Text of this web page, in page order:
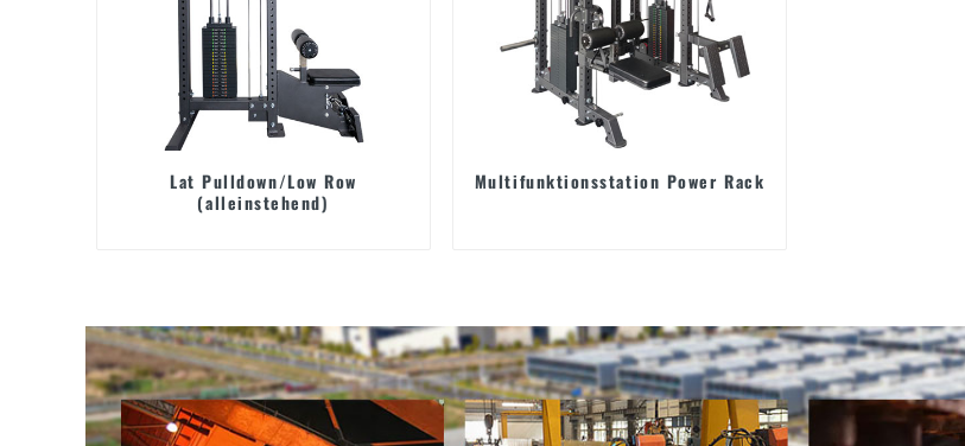
Lat Pulldown/Low Row
(alleinstehend)
Multifunktionsstation Power Rack